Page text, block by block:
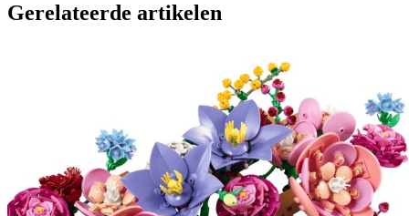
Gerelateerde artikelen